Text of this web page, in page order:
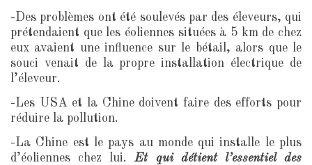
-Des problèmes ont été soulevés par des éleveurs, qui
prétendaient que les éoliennes situées à 5 km de chez
eux avaient une influence sur le bétail, alors que le
souci venait de la propre installation électrique de
l’éleveur.
-Les USA et la Chine doivent faire des efforts pour
réduire la pollution.
-La Chine est le pays au monde qui installe le plus
d’éoliennes chez lui.Et qui détient l’essentiel des